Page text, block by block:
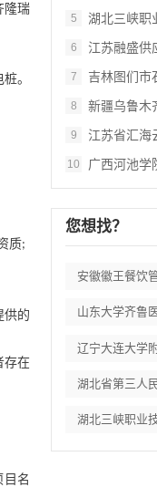
隆瑞
。
质;
供的
存在
目名
5 湖北三峡职业
6 江苏融盛供
7 吉林图们市石
8 新疆乌鲁木
9 江苏省汇海云
10 广西河池学
您想找？
安徽徽王餐饮